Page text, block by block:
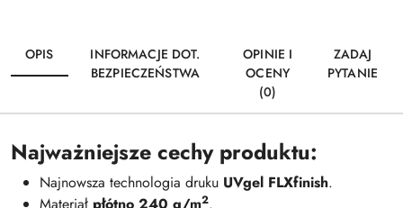
OPIS
INFORMACJE DOT.
BEZPIECZEŃSTWA
OPINIE I
OCENY
(0)
ZADAJ
PYTANIE
Najważniejsze cechy produktu:
Najnowsza technologia druku UVgel FLXfinish.
2